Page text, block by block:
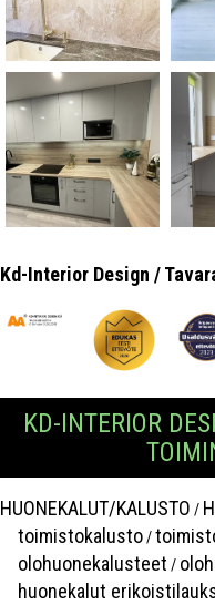
Kd-Interior Design /
KD-INTERIOR
HUONEKALUT/KALUSTO /
toimistokalusto/
olohuonekalusteet /
huonekalut